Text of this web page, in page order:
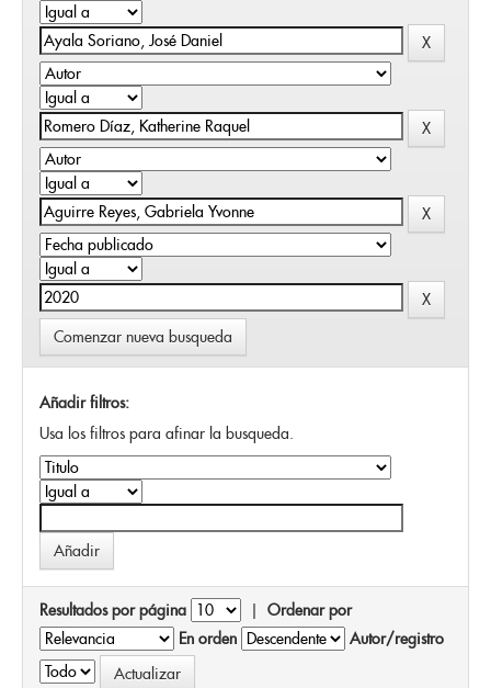
Comenzar nueva busqueda
Añadir filtros:
Usa los filtros para afinar la busqueda.
Resultados por página | Ordenar por
En orden
Autor/registro